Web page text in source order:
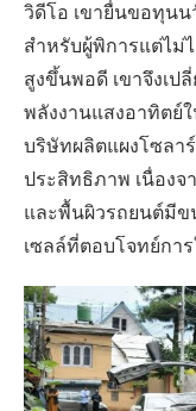
วิดีโอ เขายื่นขอทุน
สำหรับผู้พิการแต่ไม่
สูงขึ้นพอดี เขาจึงเ
พลังงานแสงอาทิตย์
บริษัทผลิตแผงโซลา
ประสิทธิภาพ เนื่อง
และพื้นผิวรถยนต์มีข
เซลล์ที่ตอบโจทย์กา